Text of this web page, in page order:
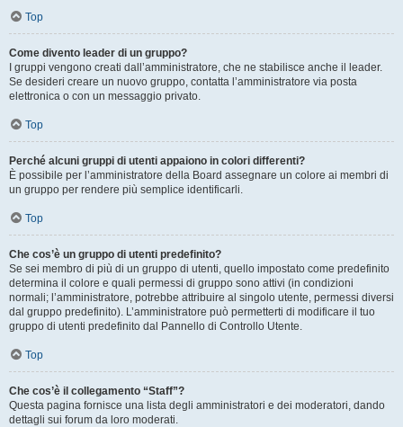
Top
Come divento leader di un gruppo?
I gruppi vengono creati dall’amministratore, che ne stabilisce anche il leader.
Se desideri creare un nuovo gruppo, contatta l’amministratore via posta
elettronica o con un messaggio privato.
Top
Perché alcuni gruppi di utenti appaiono in colori differenti?
È possibile per l’amministratore della Board assegnare un colore ai membri di
un gruppo per rendere più semplice identificarli.
Top
Che cos’è un gruppo di utenti predefinito?
Se sei membro di più di un gruppo di utenti, quello impostato come predefinito
determina il colore e quali permessi di gruppo sono attivi (in condizioni
normali; l’amministratore, potrebbe attribuire al singolo utente, permessi diversi
dal gruppo predefinito). L’amministratore può permetterti di modificare il tuo
gruppo di utenti predefinito dal Pannello di Controllo Utente.
Top
Che cos’è il collegamento “Staff”?
Questa pagina fornisce una lista degli amministratori e dei moderatori, dando
dettagli sui forum da loro moderati.